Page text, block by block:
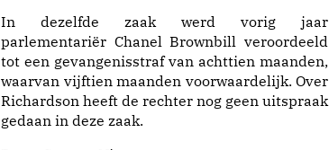
In dezelfde zaak werd vorig jaar
parlementariër Chanel Brownbill veroordeeld
tot een gevangenisstraf van achttien maanden,
waarvan vijftien maanden voorwaardelijk. Over
Richardson heeft de rechter nog geen uitspraak
gedaan in deze zaak.